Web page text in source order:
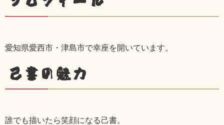
愛知県愛西市・津島市で幸座を開いています。
己書の魅力
誰でも描いたら笑顔になる己書。